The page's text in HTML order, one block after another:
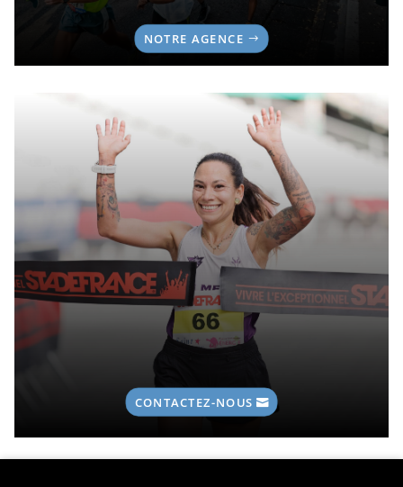
NOTRE AGENCE
CONTACTEZ-NOUS